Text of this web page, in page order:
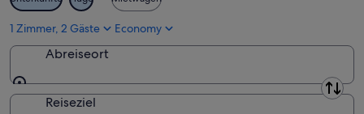
1 Zimmer, 2 Gäste Economy
Abreiseort
Abreiseort
Reiseziel